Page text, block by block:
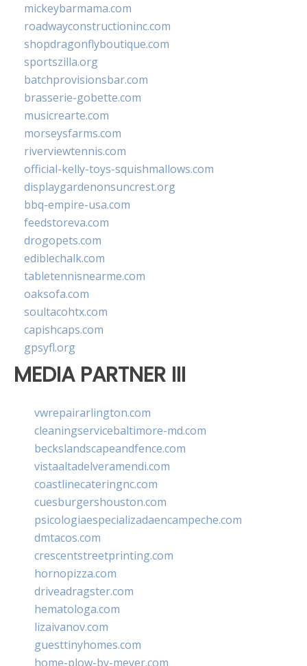
mickeybarmama.com
roadwayconstructioninc.com
shopdragonflyboutique.com
sportszilla.org
batchprovisionsbar.com
brasserie-gobette.com
musicrearte.com
morseysfarms.com
riverviewtennis.com
official-kelly-toys-squishmallows.com
displaygardenonsuncrest.org
bbq-empire-usa.com
feedstoreva.com
drogopets.com
ediblechalk.com
tabletennisnearme.com
oaksofa.com
soultacohtx.com
capishcaps.com
gpsyfl.org
MEDIA PARTNER III
vwrepairarlington.com
cleaningservicebaltimore-md.com
beckslandscapeandfence.com
vistaaltadelveramendi.com
coastlinecateringnc.com
cuesburgershouston.com
psicologiaespecializadaencampeche.com
dmtacos.com
crescentstreetprinting.com
hornopizza.com
driveadragster.com
hematologa.com
lizaivanov.com
guesttinyhomes.com
home-plow-by-meyer.com